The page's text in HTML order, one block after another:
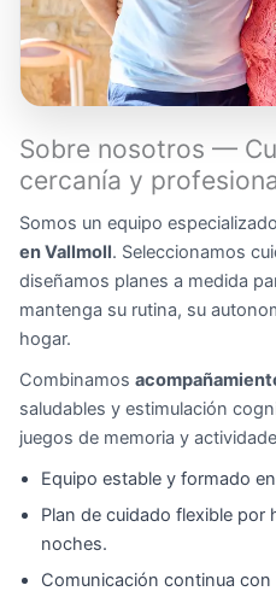
Sobre nosotros —
cercanía y
Somos un equipo
en Vallmoll. Seleccionamos
diseñamos planes a medida
mantenga su rutina, su
hogar.
Combinamos
saludables y estimulación
juegos de memoria y
Equipo estable y formado
Plan de cuidado flexible por
noches.
Comunicación continua